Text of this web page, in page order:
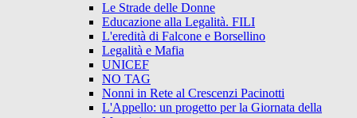
Le Strade delle Donne
Educazione alla Legalità. FILI
L'eredità di Falcone e Borsellino
Legalità e Mafia
UNICEF
NO TAG
Nonni in Rete al Crescenzi Pacinotti
L'Appello: un progetto per la Giornata della